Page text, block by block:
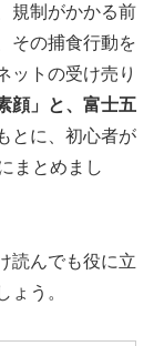
規制がかかる前
その捕食行動を
ットの受け売り
顔」と、富士五
とに、初心者が
まとめまし
読んでも役に立
ょう。